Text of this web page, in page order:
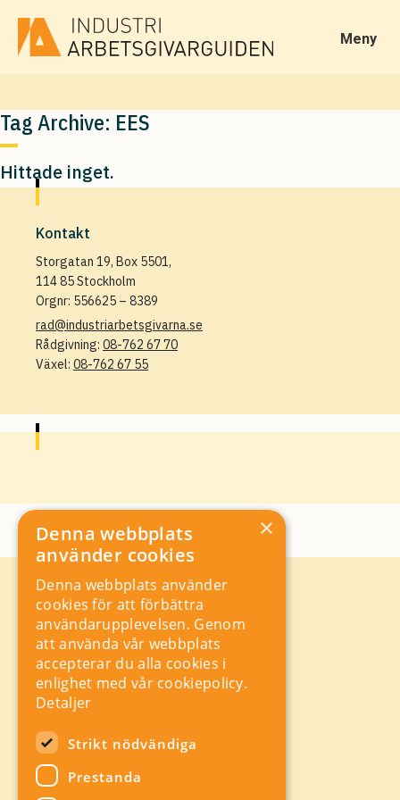
Meny
Tag Archive: EES
Hittade inget.
Kontakt
Storgatan 19, Box 5501,
114 85 Stockholm
Orgnr: 556625 – 8389
rad@industriarbetsgivarna.se
Rådgivning: 08-762 67 70
Växel: 08-762 67 55
Kontakt
Storgatan 19, Box 5501,
114 85 Stockholm
Orgnr: 556625 – 8389
rad@industriarbetsgivarna.se
Rådgivning:08-762 67 70
Växel:08-762 67 55
Hitta snabbt
A-Ö
×
Denna webbplats
använder cookies
Denna webbplats använder
cookies för att förbättra
användarupplevelsen. Genom
att använda vår webbplats
accepterar du alla cookies i
enlighet med vår cookiepolicy.
Detaljer
Strikt nödvändiga
Prestanda